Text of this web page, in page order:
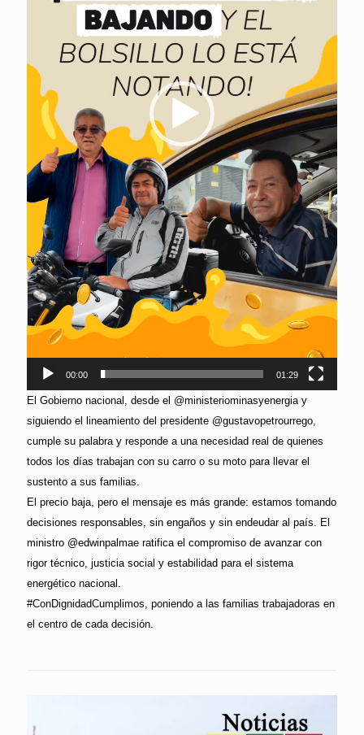
00:00 01:29
El Gobierno nacional, desde el @ministeriominasyenergia y
siguiendo el lineamiento del presidente @gustavopetrourrego,
cumple su palabra y responde a una necesidad real de quienes
todos los días trabajan con su carro o su moto para llevar el
sustento a sus familias.
El precio baja, pero el mensaje es más grande: estamos tomando
decisiones responsables, sin engaños y sin endeudar al país. El
ministro @edwinpalmae ratifica el compromiso de avanzar con
rigor técnico, justicia social y estabilidad para el sistema
energético nacional.
#ConDignidadCumplimos, poniendo a las familias trabajadoras en
el centro de cada decisión.